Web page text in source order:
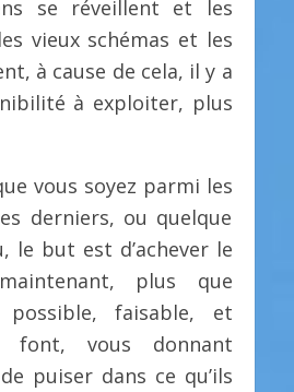
se réveillent et les
vieux schémas et les
à cause de cela, il y a
à exploiter, plus
vous soyez parmi les
derniers, ou quelque
le but est d’achever le
plus que
possible, faisable, et
font, vous donnant
puiser dans ce qu’ils